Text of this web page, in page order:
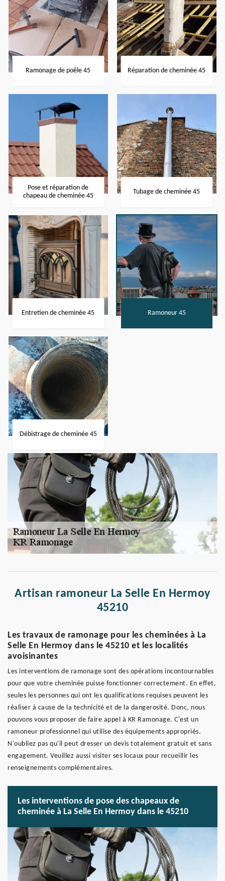
Ramonage de poêle 45 Réparation de cheminée 45
Pose et réparation de
chapeau de cheminée 45
Tubage de cheminée 45
Entretien de cheminée 45 Ramoneur 45
Débistrage de cheminée 45
Artisan ramoneur La Selle En Hermoy
45210
Les travaux de ramonage pour les cheminées à La
Selle En Hermoy dans le 45210 et les localités
avoisinantes
Les interventions de ramonage sont des opérations incontournables
pour que votre cheminée puisse fonctionner correctement. En effet,
seules les personnes qui ont les qualifications requises peuvent les
réaliser à cause de la technicité et de la dangerosité. Donc, nous
pouvons vous proposer de faire appel à KR Ramonage. C'est un
ramoneur professionnel qui utilise des équipements appropriés.
N'oubliez pas qu'il peut dresser un devis totalement gratuit et sans
engagement. Veuillez aussi visiter ses locaux pour recueillir les
renseignements complémentaires.
Les interventions de pose des chapeaux de
cheminée à La Selle En Hermoy dans le 45210